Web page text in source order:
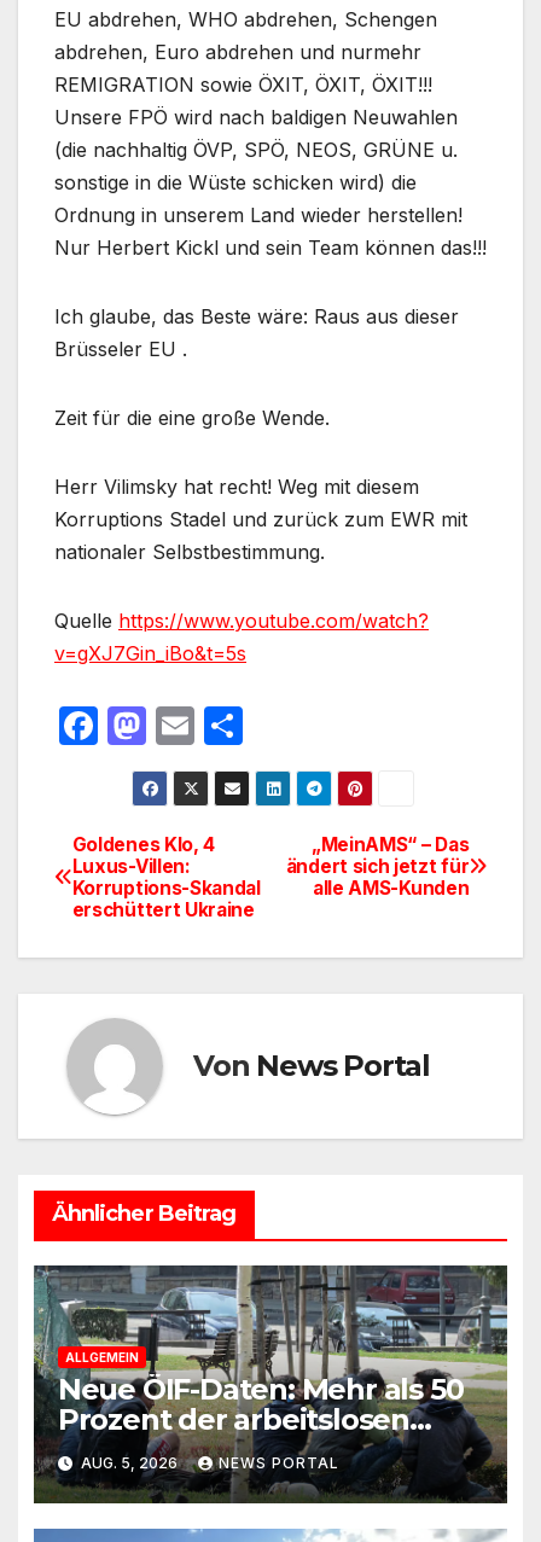
EU abdrehen, WHO abdrehen, Schengen
abdrehen, Euro abdrehen und nurmehr
REMIGRATION sowie ÖXIT, ÖXIT, ÖXIT!!!
Unsere FPÖ wird nach baldigen Neuwahlen
(die nachhaltig ÖVP, SPÖ, NEOS, GRÜNE u.
sonstige in die Wüste schicken wird) die
Ordnung in unserem Land wieder herstellen!
Nur Herbert Kickl und sein Team können das!!!
Ich glaube, das Beste wäre: Raus aus dieser
Brüsseler EU .
Zeit für die eine große Wende.
Herr Vilimsky hat recht! Weg mit diesem
Korruptions Stadel und zurück zum EWR mit
nationaler Selbstbestimmung.
Quelle https://www.youtube.com/watch?
v=gXJ7Gin_iBo&t=5s
F
e
b
o
o
M
a
st
o
d
o
n
E
m
ail
ei
le
Beitragsnavigation
„MeinAMS“ – Das
ändert sich jetzt für
alle AMS-Kunden
Goldenes Klo, 4
Luxus-Villen:
Korruptions-Skandal
erschüttert Ukraine
Von News Portal
Ähnlicher Beitrag
ALLGEMEIN
Neue ÖIF-Daten: Mehr als 50
Prozent der arbeitslosen
Ausländer leben in Wien!
AUG. 5, 2026 NEWS PORTAL